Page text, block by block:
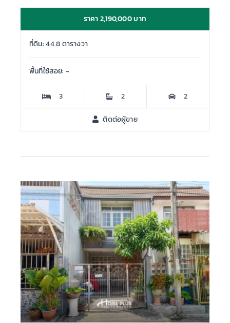
ราคา 2,190,000 บาท
ที่ดิน: 44.8 ตารางวา
พื้นที่ใช้สอย: -
3 2 2
ติดต่อผู้ขาย